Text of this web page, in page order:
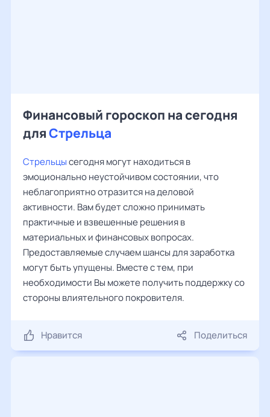
Финансовый гороскоп на сегодня
дляСтрельца
Стрельцысегодня могут находиться в
эмоционально неустойчивом состоянии, что
неблагоприятно отразится на деловой
активности. Вам будет сложно принимать
практичные и взвешенные решения в
материальных и финансовых вопросах.
Предоставляемые случаем шансы для заработка
могут быть упущены. Вместе с тем, при
необходимости Вы можете получить поддержку со
стороны влиятельного покровителя.
Нравится Поделиться